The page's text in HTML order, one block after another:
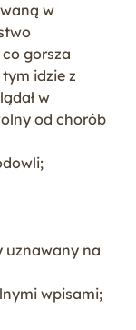
w
gorsza
idzie z
w
od chorób
uznawany na
wpisami;